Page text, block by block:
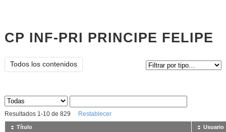
CP INF-PRI PRINCIPE FELIPE
Todos los contenidos
Sus archivos
Resultados 1 -10de 829 Restablecer
Título Usuario